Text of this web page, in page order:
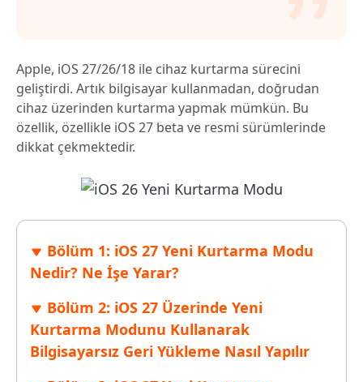
Apple, iOS 27/26/18 ile cihaz kurtarma sürecini
geliştirdi. Artık bilgisayar kullanmadan, doğrudan
cihaz üzerinden kurtarma yapmak mümkün. Bu
özellik, özellikle iOS 27 beta ve resmi sürümlerinde
dikkat çekmektedir.
Bölüm 1: iOS 27 Yeni Kurtarma Modu
Nedir? Ne İşe Yarar?
Bölüm 2: iOS 27 Üzerinde Yeni
Kurtarma Modunu Kullanarak
Bilgisayarsız Geri Yükleme Nasıl Yapılır